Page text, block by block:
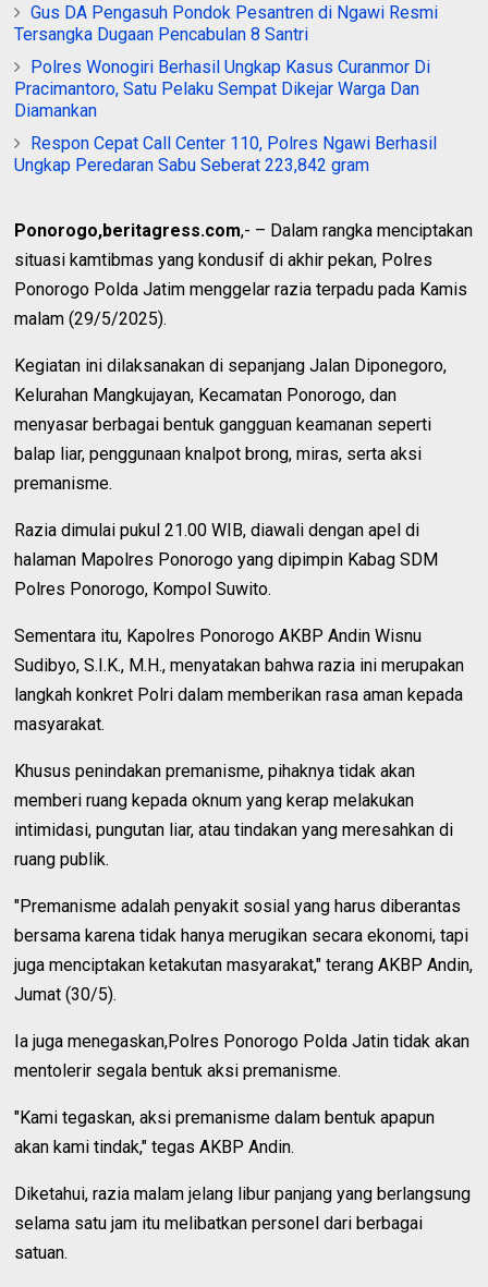
Gus DA Pengasuh Pondok Pesantren di Ngawi Resmi
Tersangka Dugaan Pencabulan 8 Santri
Polres Wonogiri Berhasil Ungkap Kasus Curanmor Di
Pracimantoro, Satu Pelaku Sempat Dikejar Warga Dan
Diamankan
Respon Cepat Call Center 110, Polres Ngawi Berhasil
Ungkap Peredaran Sabu Seberat 223,842 gram
Ponorogo,beritagress.com,- – Dalam rangka menciptakan
situasi kamtibmas yang kondusif di akhir pekan, Polres
Ponorogo Polda Jatim menggelar razia terpadu pada Kamis
malam (29/5/2025).
Kegiatan ini dilaksanakan di sepanjang Jalan Diponegoro,
Kelurahan Mangkujayan, Kecamatan Ponorogo, dan
menyasar berbagai bentuk gangguan keamanan seperti
balap liar, penggunaan knalpot brong, miras, serta aksi
premanisme.
Razia dimulai pukul 21.00 WIB, diawali dengan apel di
halaman Mapolres Ponorogo yang dipimpin Kabag SDM
Polres Ponorogo, Kompol Suwito.
Sementara itu, Kapolres Ponorogo AKBP Andin Wisnu
Sudibyo, S.I.K., M.H., menyatakan bahwa razia ini merupakan
langkah konkret Polri dalam memberikan rasa aman kepada
masyarakat.
Khusus penindakan premanisme, pihaknya tidak akan
memberi ruang kepada oknum yang kerap melakukan
intimidasi, pungutan liar, atau tindakan yang meresahkan di
ruang publik.
"Premanisme adalah penyakit sosial yang harus diberantas
bersama karena tidak hanya merugikan secara ekonomi, tapi
juga menciptakan ketakutan masyarakat," terang AKBP Andin,
Jumat (30/5).
Ia juga menegaskan,Polres Ponorogo Polda Jatin tidak akan
mentolerir segala bentuk aksi premanisme.
"Kami tegaskan, aksi premanisme dalam bentuk apapun
akan kami tindak," tegas AKBP Andin.
Diketahui, razia malam jelang libur panjang yang berlangsung
selama satu jam itu melibatkan personel dari berbagai
satuan.